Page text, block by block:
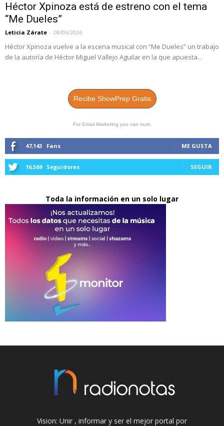
Héctor Xpinoza está de estreno con el tema
“Me Dueles”
Leticia Zárate - 08/06/2026
Héctor Xpinoza vuelve a la escena musical con “Me Dueles” un trabajo
de la autoría de Héctor Miguel Vallejo Aguilar en la que apuesta...
Recibe ShowPrep Gratis
For Email Marketing you can trust.
47,143 Fans ME GUSTA
16,569 Seguidores SEGUIR
Toda la información en un solo lugar
Vision: Unir , informar y ser el mejor portal por